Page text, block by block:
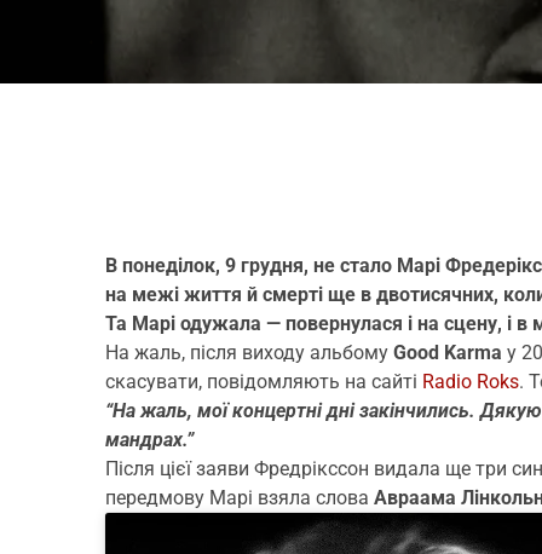
В понеділок, 9 грудня, не стало Марі
на межі життя й смерті ще в двотисячних,
Та Марі одужала — повернулася і на сцену, і
На жаль, після виходу альбому Good Karma у
скасувати, повідомляють на сайті Radio Roks.
“На жаль, мої концертні дні закінчились.
мандрах.”
Після цієї заяви Фредрікссон видала ще три
передмову Марі взяла слова Авраама